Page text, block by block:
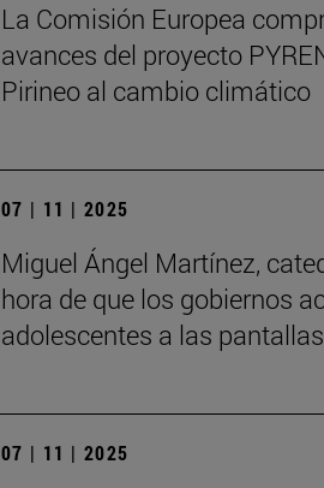
La Comisión Europea
avances del proyecto
Pirineo al cambio climático
07 | 11 | 2025
Miguel Ángel Martínez,
hora de que los gobiernos
adolescentes a las
07 | 11 | 2025